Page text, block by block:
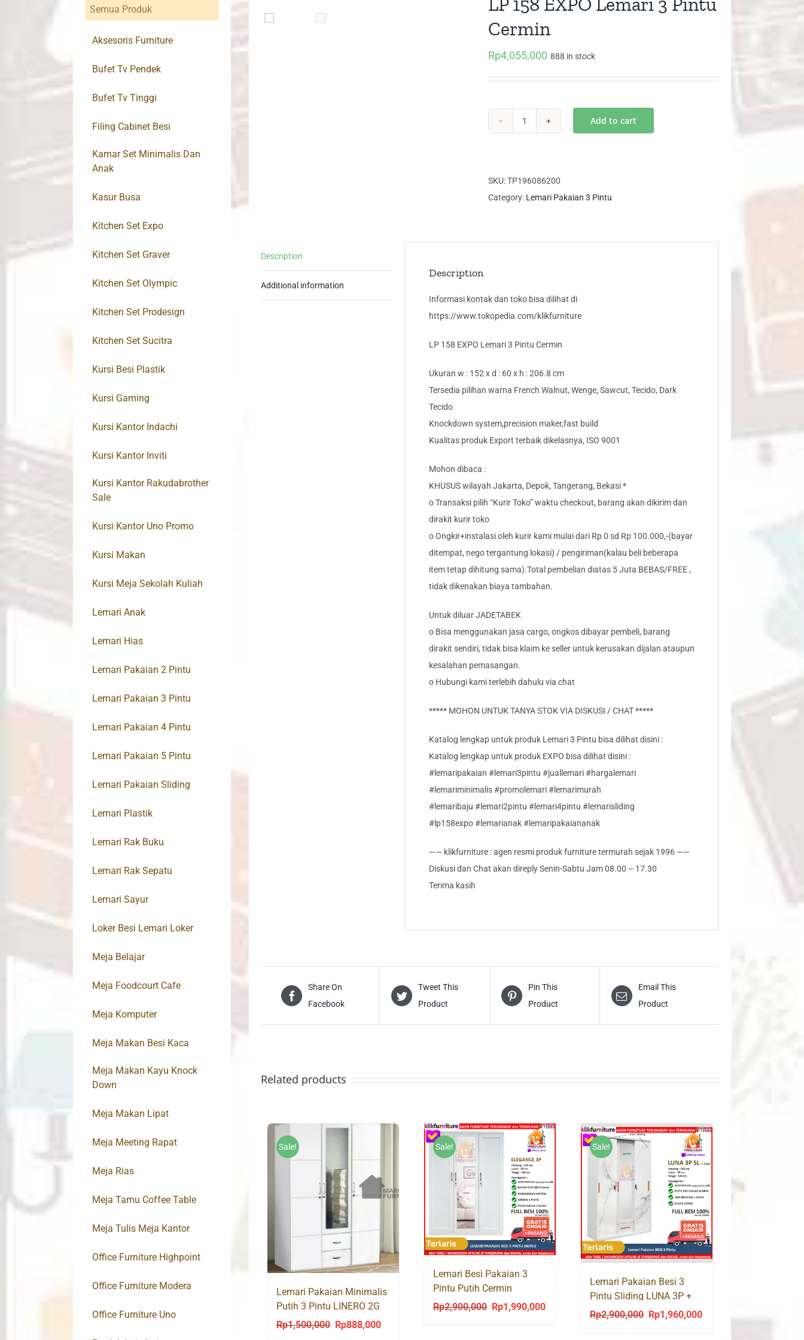
Cermin
Rp4,055,000 888 in stock
Lemari
3
quantity
Add to cart
SKU:TP196086200
Category: Lemari Pakaian 3 Pintu
Description
Additional information
Description
Informasi kontak dan toko bisa dilihat di
https://www.tokopedia.com/klikfurniture
LP 158 EXPO Lemari 3 Pintu Cermin
Ukuran w : 152 x d : 60 x h : 206.8 cm
Tersedia pilihan warna French Walnut, Wenge, Sawcut, Tecido, Dark
Tecido
Knockdown system,precision maker,fast build
Kualitas produk Export terbaik dikelasnya, ISO 9001
Mohon dibaca :
KHUSUS wilayah Jakarta, Depok, Tangerang, Bekasi *
o Transaksi pilih “Kurir Toko” waktu checkout, barang akan dikirim dan
dirakit kurir toko
o Ongkir+instalasi oleh kurir kami mulai dari Rp 0 sd Rp 100.000,-(bayar
ditempat, nego tergantung lokasi) / pengiriman(kalau beli beberapa
item tetap dihitung sama).Total pembelian diatas 5 Juta BEBAS/FREE ,
tidak dikenakan biaya tambahan.
Untuk diluar JADETABEK
o Bisa menggunakan jasa cargo, ongkos dibayar pembeli, barang
dirakit sendiri, tidak bisa klaim ke seller untuk kerusakan dijalan ataupun
kesalahan pemasangan.
o Hubungi kami terlebih dahulu via chat
***** MOHON UNTUK TANYA STOK VIA DISKUSI / CHAT *****
Katalog lengkap untuk produk Lemari 3 Pintu bisa dilihat disini :
Katalog lengkap untuk produk EXPO bisa dilihat disini :
#lemaripakaian #lemari3pintu #juallemari #hargalemari
#lemariminimalis #promolemari #lemarimurah
#lemaribaju #lemari2pintu #lemari4pintu #lemarisliding
#lp158expo #lemarianak #lemaripakaiananak
—— klikfurniture : agen resmi produk furniture termurah sejak 1996 ——
Diskusi dan Chat akan direply Senin-Sabtu Jam 08.00 – 17.30
Terima kasih
Share On
Facebook
Tweet This
Product
Pin This
Product
Email This
Product
Related products
Sale!
Lemari Pakaian Minimalis
Putih 3 Pintu LINERO 2G
Rp1,500,000
Original
Rp888,000Current
Sale!
Lemari Besi Pakaian 3
Pintu Putih Cermin
Minimalis ELEGANCE 3P
Rp2,900,000
Original
Rp1,990,000Current
Sale!
Lemari Pakaian Besi 3
Pintu Sliding LUNA 3P +
Cermin Laci
Rp2,900,000
Original
Rp1,960,000Current
Semua Produk
Aksesoris Furniture
Bufet Tv Pendek
Bufet Tv Tinggi
Filing Cabinet Besi
Kamar Set Minimalis Dan
Anak
Kasur Busa
Kitchen Set Expo
Kitchen Set Graver
Kitchen Set Olympic
Kitchen Set Prodesign
Kitchen Set Sucitra
Kursi Besi Plastik
Kursi Gaming
Kursi Kantor Indachi
Kursi Kantor Inviti
Kursi Kantor Rakudabrother
Sale
Kursi Kantor Uno Promo
Kursi Makan
Kursi Meja Sekolah Kuliah
Lemari Anak
Lemari Hias
Lemari Pakaian 2 Pintu
Lemari Pakaian 3 Pintu
Lemari Pakaian 4 Pintu
Lemari Pakaian 5 Pintu
Lemari Pakaian Sliding
Lemari Plastik
Lemari Rak Buku
Lemari Rak Sepatu
Lemari Sayur
Loker Besi Lemari Loker
Meja Belajar
Meja Foodcourt Cafe
Meja Komputer
Meja Makan Besi Kaca
Meja Makan Kayu Knock
Down
Meja Makan Lipat
Meja Meeting Rapat
Meja Rias
Meja Tamu Coffee Table
Meja Tulis Meja Kantor
Office Furniture Highpoint
Office Furniture Modera
Office Furniture Uno